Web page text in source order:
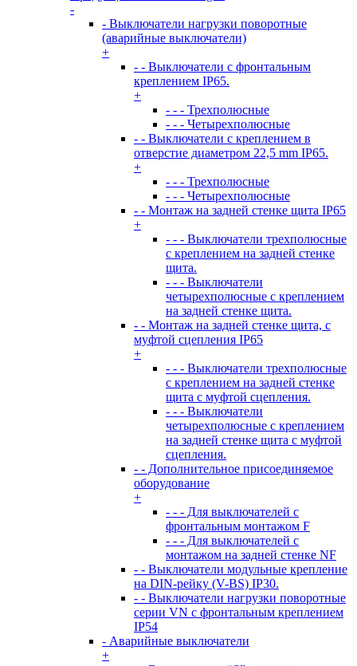
-
- Выключатели нагрузки поворотные
(аварийные выключатели)
+
- - Выключатели с фронтальным
креплением IP65.
+
- - - Трехполюсные
- - - Четырехполюсные
- - Выключатели с креплением в
отверстие диаметром 22,5 mm IP65.
+
- - - Трехполюсные
- - - Четырехполюсные
- - Монтаж на задней стенке щита IP65
+
- - - Выключатели трехполюсные
с креплением на задней стенке
щита.
- - - Выключатели
четырехполюсные с креплением
на задней стенке щита.
- - Монтаж на задней стенке щита, с
муфтой сцепления IP65
+
- - - Выключатели трехполюсные
с креплением на задней стенке
щита с муфтой сцепления.
- - - Выключатели
четырехполюсные с креплением
на задней стенке щита с муфтой
сцепления.
- - Дополнительное присоединяемое
оборудование
+
- - - Для выключателей с
фронтальным монтажом F
- - - Для выключателей с
монтажом на задней стенке NF
- - Выключатели модульные крепление
на DIN-рейку (V-BS) IP30.
- - Выключатели нагрузки поворотные
серии VN c фронтальным креплением
IP54
- Аварийные выключатели
+